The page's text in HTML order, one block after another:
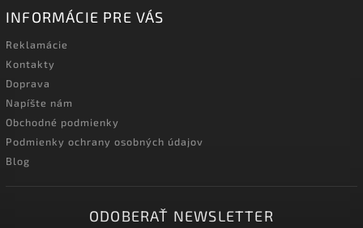
INFORMÁCIE PRE VÁS
Reklamácie
Kontakty
Doprava
Napíšte nám
Obchodné podmienky
Podmienky ochrany osobných údajov
Blog
ODOBERAŤ NEWSLETTER